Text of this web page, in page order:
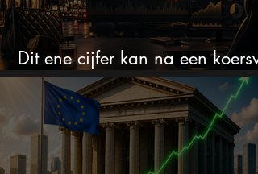
Dit ene cijfer kan na een
van 50% alles veranderen